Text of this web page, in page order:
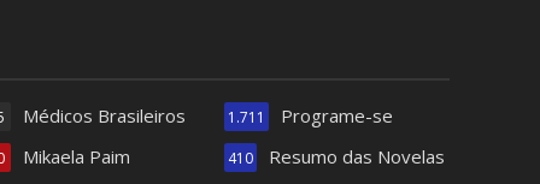
Médicos Brasileiros
Mikaela Paim
Programe-se
1.711
Resumo das Novelas
410